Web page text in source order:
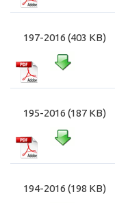
197-2016 (403 KB)
195-2016 (187 KB)
194-2016 (198 KB)